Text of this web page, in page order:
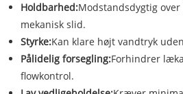
Holdbarhed:Modstandsdygtig
mekanisk slid.
Styrke:Kan klare højt vandtryk
Pålidelig forsegling:Forhindrer
flowkontrol.